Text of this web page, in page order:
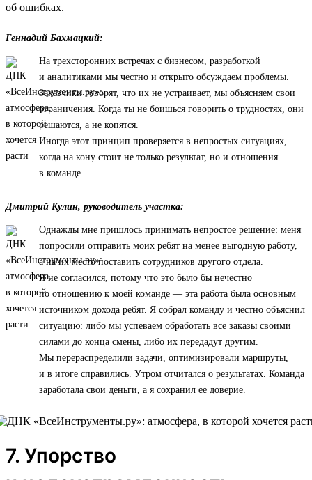
об ошибках.
Геннадий Бахмацкий:
На трехсторонних встречах с бизнесом, разработкой
и аналитиками мы честно и открыто обсуждаем проблемы.
Заказчики говорят, что их не устраивает, мы объясняем свои
ограничения. Когда ты не боишься говорить о трудностях, они
решаются, а не копятся.
Иногда этот принцип проверяется в непростых ситуациях,
когда на кону стоит не только результат, но и отношения
в команде.
Дмитрий Кулин, руководитель участка:
Однажды мне пришлось принимать непростое решение: меня
попросили отправить моих ребят на менее выгодную работу,
а на их место поставить сотрудников другого отдела.
Я не согласился, потому что это было бы нечестно
по отношению к моей команде — эта работа была основным
источником дохода ребят. Я собрал команду и честно объяснил
ситуацию: либо мы успеваем обработать все заказы своими
силами до конца смены, либо их передадут другим.
Мы перераспределили задачи, оптимизировали маршруты,
и в итоге справились. Утром отчитался о результатах. Команда
заработала свои деньги, а я сохранил ее доверие.
7. Упорство